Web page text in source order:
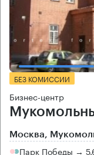
БЕЗ КОМИССИИ
Бизнес-центр
Москва,
Парк Победы →